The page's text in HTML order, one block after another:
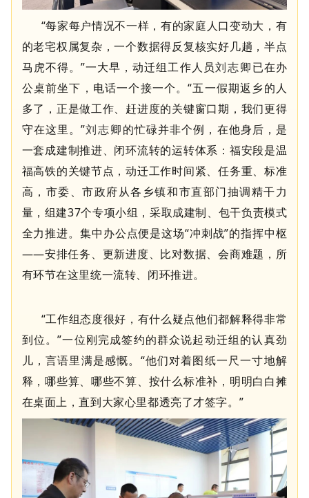
“每家每户情况不一样，有的家庭人口变动大，有
的老宅权属复杂，一个数据得反复核实好几趟，半点
马虎不得。”一大早，动迁组工作人员刘志卿 已在办
公桌前坐下，电话一个接一个。“五一假期返乡的人
多了，正是做工作、赶进度的关键窗口期，我们更得
守在这里。”刘志卿 的忙碌并非个例，在他身后，是
一套成建制推进、闭环流转的运转体系：福安段是温
福高铁的关键节点，动迁工作时间紧、任务重、标准
高，市委、市政府从各乡镇和市直部门抽调精干力
量，组建37个专项小组，采取成建制、包干负责模式
全力推进。集中办公点便是这场“冲刺战”的指挥中枢
——安排任务、更新进度、比对数据、会商难题，所
有环节在这里统一流转、闭环推进。
“工作组态度很好，有什么疑点他们都解释得非常
到位。”一位刚完成签约的群众说起动迁组的认真劲
儿，言语里满是感慨。“他们对着图纸一尺一寸地解
释，哪些算、哪些不算、按什么标准补，明明白白摊
在桌面上，直到大家心里都透亮了才签字。”